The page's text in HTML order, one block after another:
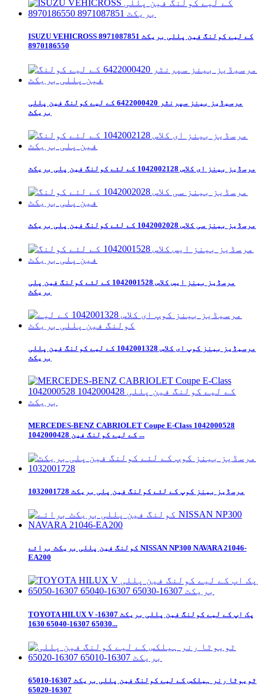
ISUZU VEHICROSS کے لیے کولنگ فین پللی بریکٹ 8971087851
8970186550
مرسیڈیز بینز سپرنٹر 6422000420 کے لیے کولنگ فین پللی
بریکٹ
مرسڈیز بینز ای کلاس 1042002128 کے لئے کولنگ فین پلی بریکٹ
مرسڈیز بینز سی کلاس 1042002028 کے لئے کولنگ فین پلی بریکٹ
مرسڈیز بینز ایس کلاس 1042001528 کے لئے کولنگ فین پلی
بریکٹ
مرسیڈیز بینز کوپ ای کلاس 1042001328 کے لیے کولنگ فین پللی
بریکٹ
MERCEDES-BENZ CABRIOLET Coupe E-Class 1042000528
1042000428 کے لیے کولنگ فین ...
مرسڈیز بینز کوپ کے لئے کولنگ فین پلی بریکٹ 1032001728
کولنگ فین پللی بریکٹ برائے NISSAN NP300 NAVARA 21046-
EA200
TOYOTA HILUX V پک اپ کے لیے کولنگ فین پللی بریکٹ 16307-
65030 16307-65040 1630...
ٹویوٹا رنر ہیلکس کے لیے کولنگ فین پللی بریکٹ 16307-65010
16307-65020